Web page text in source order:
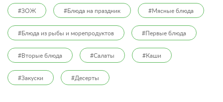
#ЗОЖ #Блюда на праздник #Мясные блюда
#Блюда из рыбы и морепродуктов #Первые блюда
#Вторые блюда #Салаты #Каши
#Закуски #Десерты